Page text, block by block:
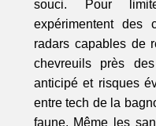
souci. Pour
expérimentent des
radars capables de
chevreuils près
anticipé et risques
entre tech de la
faune. Même les